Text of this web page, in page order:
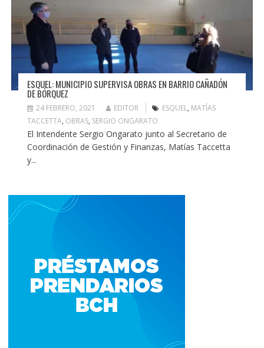
ESQUEL: MUNICIPIO SUPERVISA OBRAS EN BARRIO CAÑADÓN
DE BÓRQUEZ
24 FEBRERO, 2021 EDITOR ESQUEL, MATÍAS
TACCETTA, OBRAS, SERGIO ONGARATO
El Intendente Sergio Ongarato junto al Secretario de
Coordinación de Gestión y Finanzas, Matías Taccetta
y...